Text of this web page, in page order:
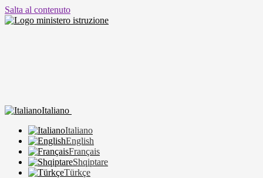
Salta al contenuto
Italiano
Italiano
English
Français
Shqiptare
Türkçe